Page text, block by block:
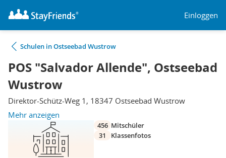
Einloggen
Schulen in Ostseebad Wustrow
POS "Salvador Allende", Ostseebad
Wustrow
Direktor-Schütz-Weg 1, 18347 Ostseebad Wustrow
Mehr anzeigen
456 Mitschüler
31
Klassenfotos